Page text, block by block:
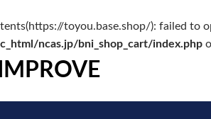
toyou.base.shop/): failed to
ncas.jp/bni_shop_cart/index.php
IMPROVE